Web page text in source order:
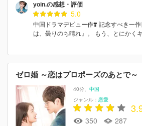
yoin.の感想・評価
5.0
中国ドラマデビュー作❣️ 記念すべき一
は、曇りのち晴れ』。 もう、とにかく
ゼロ婚 ～恋はプロポーズのあとで～
40分
中国
ジャンル： 恋愛
350 287